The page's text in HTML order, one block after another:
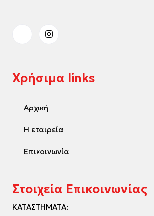
Χρήσιμα links
Αρχική
Η εταιρεία
Επικοινωνία
Στοιχεία Επικοινωνίας
ΚΑΤΑΣΤΗΜΑΤΑ: